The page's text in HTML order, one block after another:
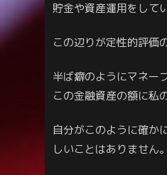
貯金や資産運用をして
この辺りが定性的評価
半ば癖のようにマネー
この金融資産の額に私
自分がこのように確か
しいことはありません。